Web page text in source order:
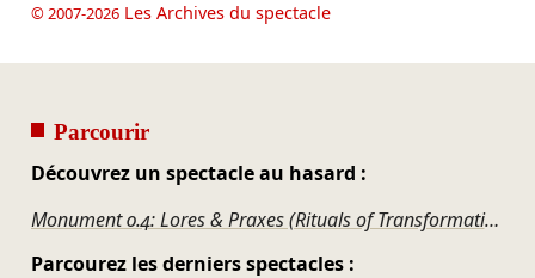
© 2007-2026Les Archives du spectacle
Parcourir
Découvrez un spectacle au hasard :
Monument 0.4: Lores & Praxes (Rituals of Transformation)
Parcourez les derniers spectacles :